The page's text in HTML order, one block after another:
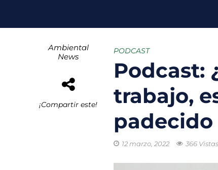
El buque
Transporte
Arrecifes de
Reformas
Chile
Ambiental
News
¡Compartir este!
PODCAST
Podcast:
trabajo,
padecido
12 marzo, 2022 366 Vistas